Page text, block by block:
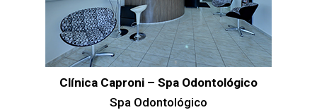
Clínica Caproni – Spa Odontológico
Spa Odontológico